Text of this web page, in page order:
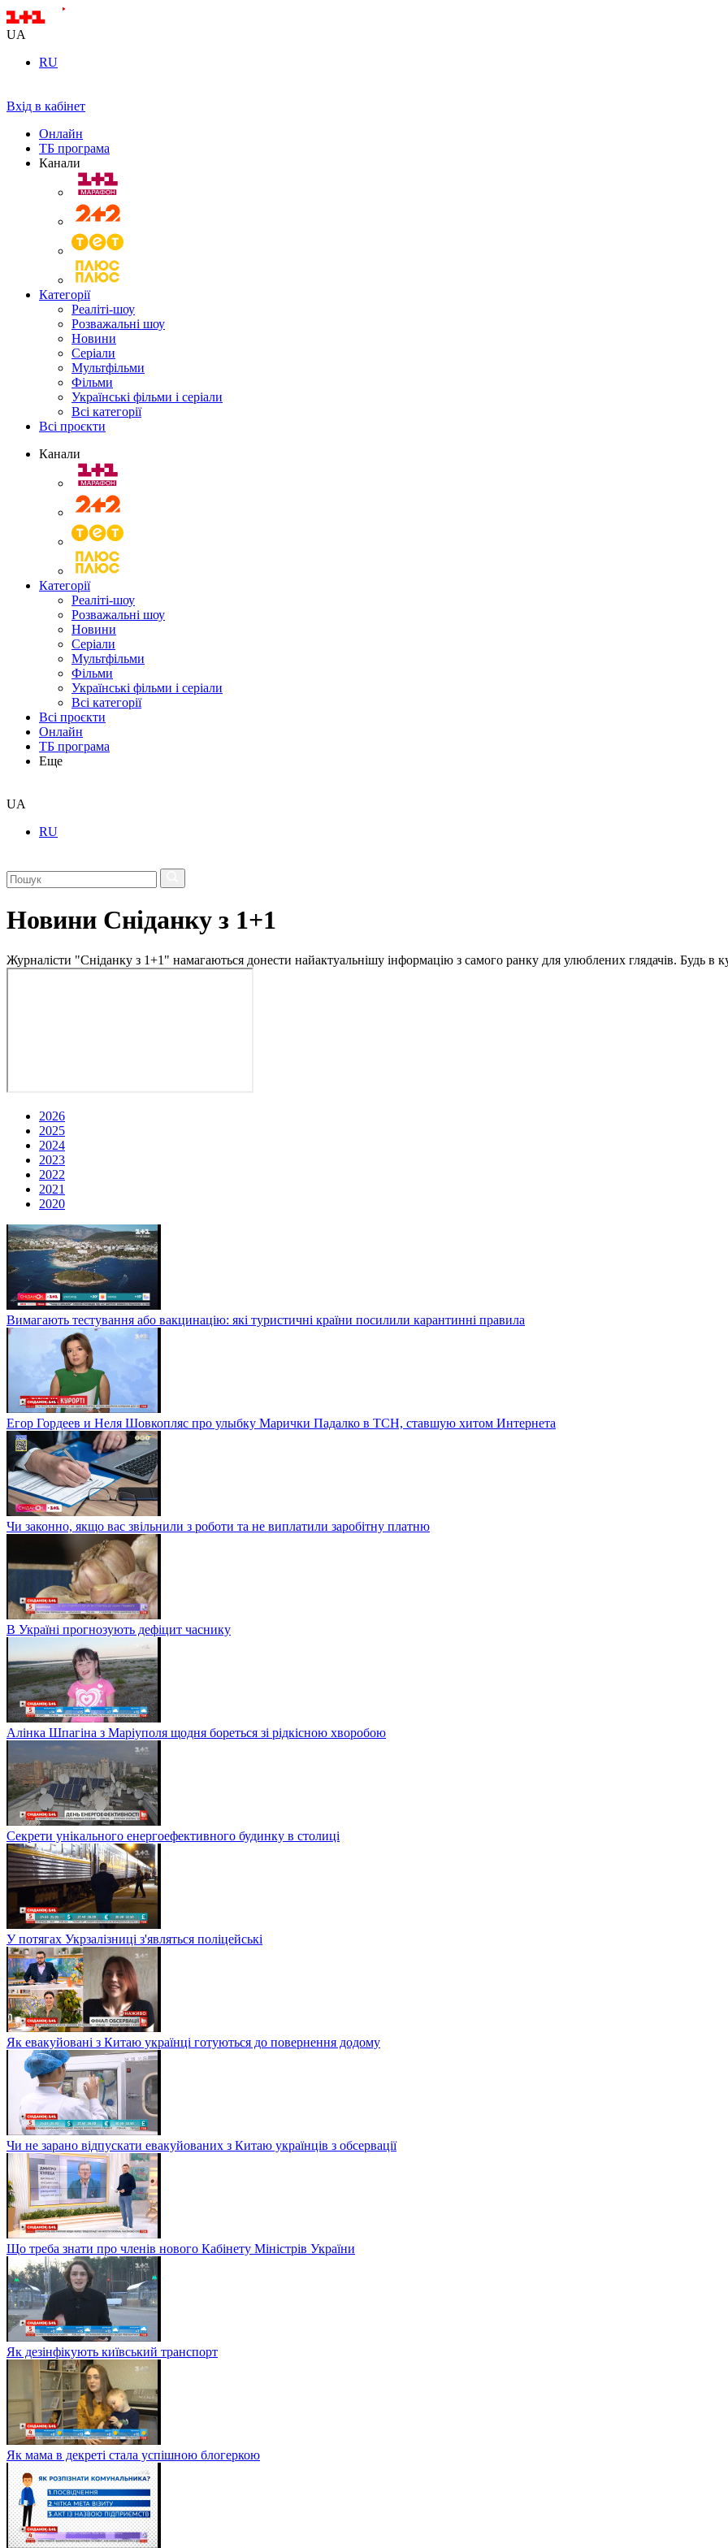
UA
RU
Вхід в кабінет
Онлайн
ТБ програма
Канали
Категорії
Реаліті-шоу
Розважальні шоу
Новини
Серіали
Мультфільми
Фільми
Українські фільми і серіали
Всі категорії
Всі проєкти
Канали
Категорії
Реаліті-шоу
Розважальні шоу
Новини
Серіали
Мультфільми
Фільми
Українські фільми і серіали
Всі категорії
Всі проєкти
Онлайн
ТБ програма
Еще
UA
RU
Новини Сніданку з 1+1
Журналісти "Сніданку з 1+1" намагаються донести найактуальнішу інформацію з самого ранку для улюблених глядачів. Будь в
2026
2025
2024
2023
2022
2021
2020
Вимагають тестування або вакцинацію: які туристичні країни посилили карантинні правила
Егор Гордеев и Неля Шовкопляс про улыбку Марички Падалко в ТСН, ставшую хитом Интернета
Чи законно, якщо вас звільнили з роботи та не виплатили заробітну платню
В Україні прогнозують дефіцит часнику
Алінка Шпагіна з Маріуполя щодня бореться зі рідкісною хворобою
Секрети унікального енергоефективного будинку в столиці
У потягах Укрзалізниці з'являться поліцейські
Як евакуйовані з Китаю українці готуються до повернення додому
Чи не зарано відпускати евакуйованих з Китаю українців з обсервації
Що треба знати про членів нового Кабінету Міністрів України
Як дезінфікують київський транспорт
Як мама в декреті стала успішною блогеркою